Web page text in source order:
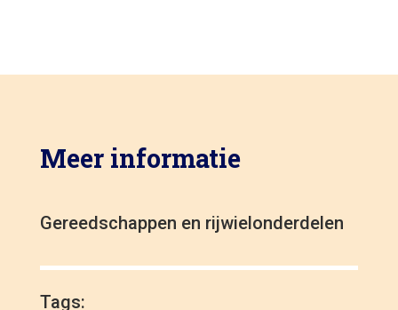
Meer informatie
Gereedschappen en rijwielonderdelen
Tags: